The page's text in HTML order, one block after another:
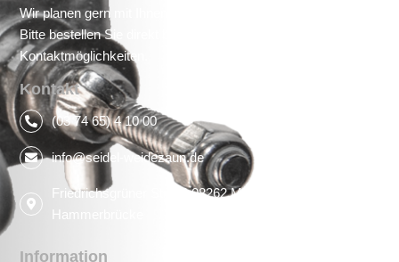
Wir planen gern mit Ihnen gemeinsam Ihre Projekte.
Bitte bestellen Sie direkt bei uns unter den angegebenen
Kontaktmöglichkeiten.
Kontakt
(03 74 65) 4 10 00
info@seidel-weidezaun.de
Friedrichsgrüner Str. 93 08262 Muldenhammer OT
Hammerbrücke
Information